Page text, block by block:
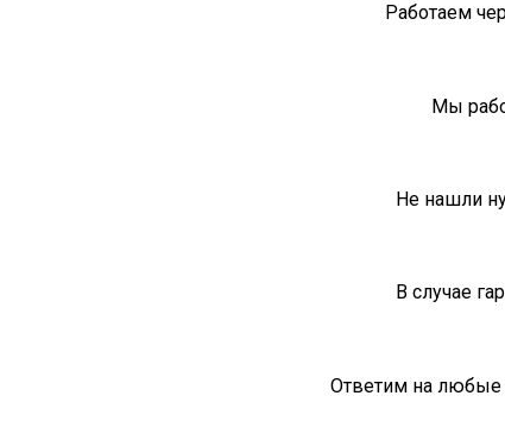
Работаем
Мы
Не нашли
В случае
Ответим на любые